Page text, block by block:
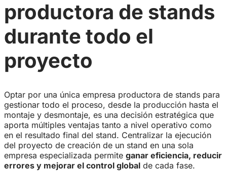
productora de stands
durante todo el
proyecto
Optar por una única empresa productora de stands para
gestionar todo el proceso, desde la producción hasta el
montaje y desmontaje, es una decisión estratégica que
aporta múltiples ventajas tanto a nivel operativo como
en el resultado final del stand. Centralizar la ejecución
del proyecto de creación de un stand en una sola
empresa especializada permite ganar eficiencia, reducir
errores y mejorar el control global de cada fase.